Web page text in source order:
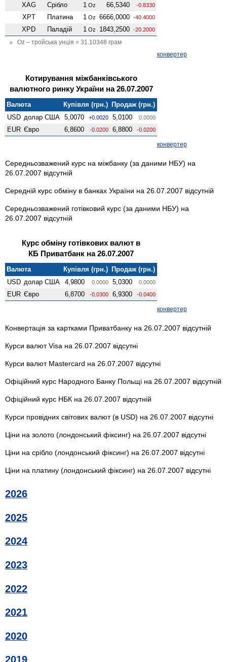
XAG Срібло 1 Oz 66,5340 -0.8330
XPT Платина 1 Oz 6666,0000 -40.4000
XPD Паладій 1 Oz 1843,2500 -20.2000
Oz – тройська унція = 31.10348 грам
конвертер
Котирування міжбанківського
валютного ринку України на 26.07.2007
Валюта Купівля (грн.) Продаж (грн.)
USD долар США 5,0070 +0.0020 5,0100 0.0000
EUR Євро 6,8600 -0.0200 6,8800 -0.0200
конвертер
Середньозважений курс на міжбанку (за даними НБУ) на
26.07.2007 відсутній
Середній курс обміну в банках України на 26.07.2007 відсутній
Середньозважений готівковий курс (за даними НБУ) на
26.07.2007 відсутній
Курс обміну готівкових валют в
КБ Приватбанк на 26.07.2007
Валюта Купівля (грн.) Продаж (грн.)
USD долар США 4,9800 0.0000 5,0300 0.0000
EUR Євро 6,8700 -0.0300 6,9300 -0.0400
конвертер
Конвертація за картками Приватбанку на 26.07.2007 відсутній
Курси валют Visa на 26.07.2007 відсутні
Курси валют Mastercard на 26.07.2007 відсутні
Офіційний курс Народного Банку Польщі на 26.07.2007 відсутній
Офіційний курс НБК на 26.07.2007 відсутній
Курси провідних світових валют (в USD) на 26.07.2007 відсутні
Ціни на золото (лондонський фіксинг) на 26.07.2007 відсутні
Ціни на срібло (лондонський фіксинг) на 26.07.2007 відсутні
Ціни на платину (лондонський фіксинг) на 26.07.2007 відсутні
2026
2025
2024
2023
2022
2021
2020
2019